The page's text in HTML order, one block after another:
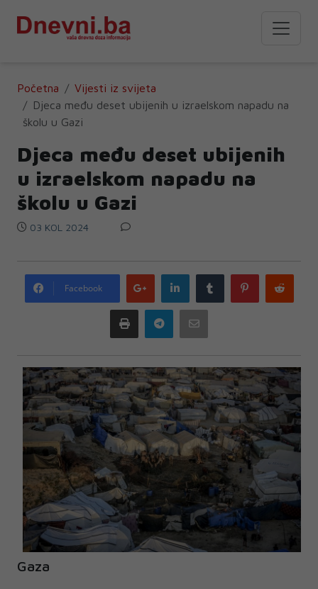
Početna
Vijesti iz svijeta
Djeca među deset ubijenih u izraelskom napadu na
školu u Gazi
Djeca među deset ubijenih
u izraelskom napadu na
školu u Gazi
03 KOL 2024
Facebook
Google
plus
LinkedIn Tumblr Pinterest
Print Telegram
Gaza